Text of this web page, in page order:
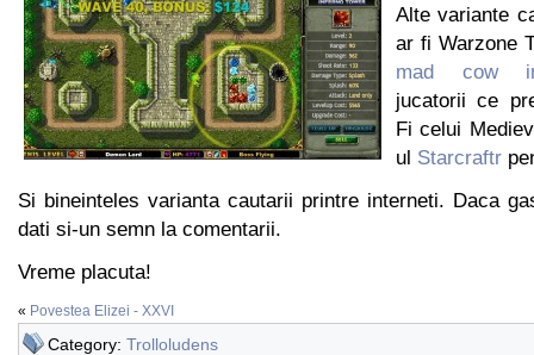
Alte variante
ar fi Warzone
mad cow
jucatorii ce
Fi celui
ul Starcraftr
Si bineinteles varianta cautarii printre interneti. Daca
dati si-un semn la comentarii.
Vreme placuta!
« Povestea Elizei - XXVI
Category: Trolloludens